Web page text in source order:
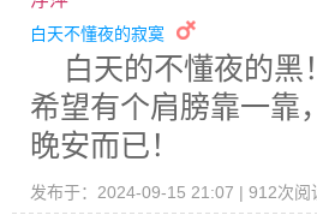
白天不懂夜的寂寞
白天的不懂夜的
希望有个肩膀靠一靠
晚安而已！
发布于：2024-09-15 21:07 | 912次阅